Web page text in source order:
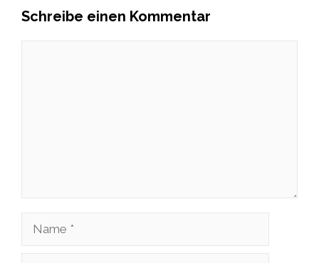
Schreibe einen Kommentar
Name